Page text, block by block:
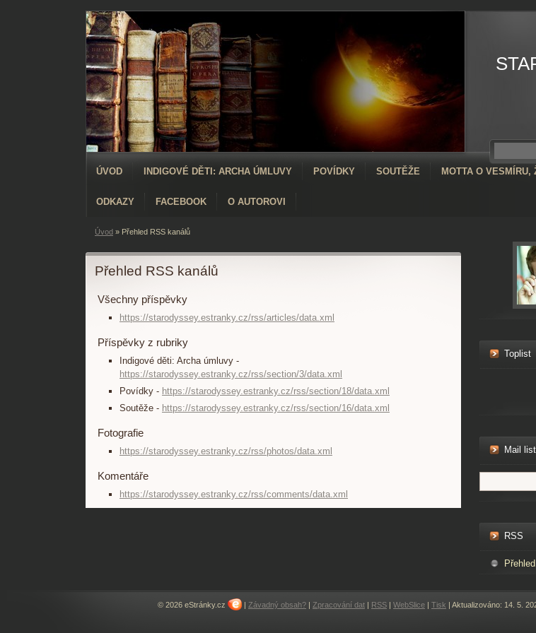
ÚVOD INDIGOVÉ DĚTI: ARCHA ÚMLUVY POVÍDKY SOUTĚŽE MOTTA O VESMÍRU,
ODKAZY FACEBOOK O AUTOROVI
Úvod » Přehled RSS kanálů
Přehled RSS kanálů
Všechny příspěvky
https://starodyssey.estranky.cz/rss/articles/data.xml
Příspěvky z rubriky
Indigové děti: Archa úmluvy -
https://starodyssey.estranky.cz/rss/section/3/data.xml
Povídky - https://starodyssey.estranky.cz/rss/section/18/data.xml
Soutěže - https://starodyssey.estranky.cz/rss/section/16/data.xml
Fotografie
https://starodyssey.estranky.cz/rss/photos/data.xml
Komentáře
https://starodyssey.estranky.cz/rss/comments/data.xml
Toplist
Mail list
RSS
© 2026 eStránky.cz | Závadný obsah? | Zpracování dat | RSS | WebSlice | Tisk | Aktualizováno: 14. 5.